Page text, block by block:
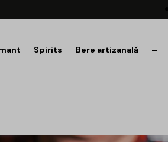
Spirits Bere artizanală –